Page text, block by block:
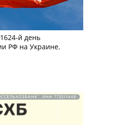
й день
РФ на Украине.
ИНН 772511448.